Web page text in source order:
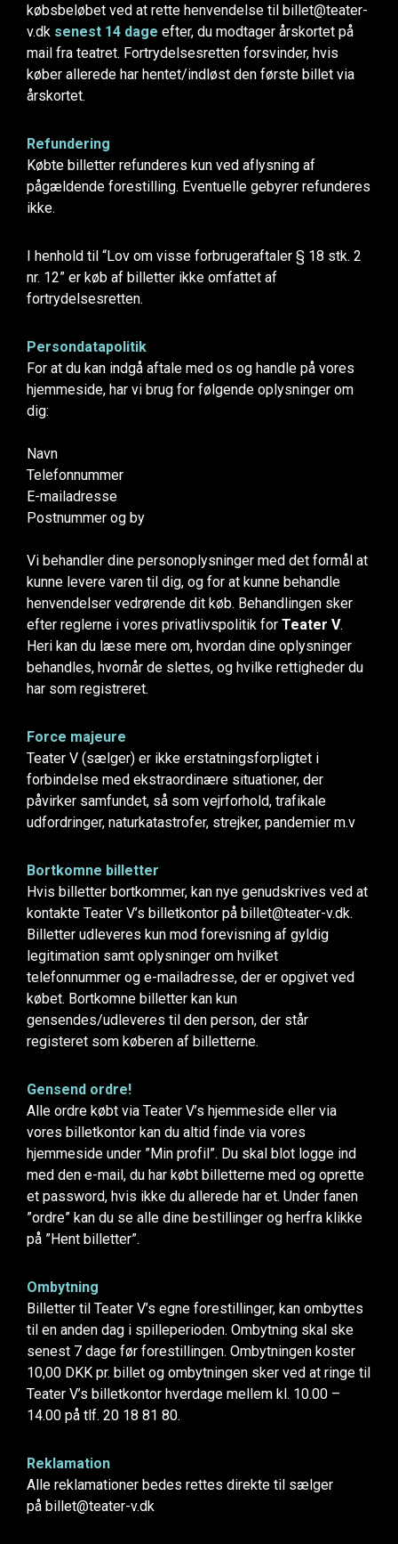
købsbeløbet ved at rette henvendelse til billet@teater-
v.dk senest 14 dage efter, du modtager årskortet på
mail fra teatret. Fortrydelsesretten forsvinder, hvis
køber allerede har hentet/indløst den første billet via
årskortet.
Refundering
Købte billetter refunderes kun ved aflysning af
pågældende forestilling. Eventuelle gebyrer refunderes
ikke.
I henhold til “Lov om visse forbrugeraftaler § 18 stk. 2
nr. 12” er køb af billetter ikke omfattet af
fortrydelsesretten.
Persondatapolitik
For at du kan indgå aftale med os og handle på vores
hjemmeside, har vi brug for følgende oplysninger om
dig:
Navn
Telefonnummer
E-mailadresse
Postnummer og by
Vi behandler dine personoplysninger med det formål at
kunne levere varen til dig, og for at kunne behandle
henvendelser vedrørende dit køb. Behandlingen sker
efter reglerne i vores privatlivspolitik for Teater V.
Heri kan du læse mere om, hvordan dine oplysninger
behandles, hvornår de slettes, og hvilke rettigheder du
har som registreret.
Force majeure
Teater V (sælger) er ikke erstatningsforpligtet i
forbindelse med ekstraordinære situationer, der
påvirker samfundet, så som vejrforhold, trafikale
udfordringer, naturkatastrofer, strejker, pandemier m.v
Bortkomne billetter
Hvis billetter bortkommer, kan nye genudskrives ved at
kontakte Teater V’s billetkontor på billet@teater-v.dk.
Billetter udleveres kun mod forevisning af gyldig
legitimation samt oplysninger om hvilket
telefonnummer og e-mailadresse, der er opgivet ved
købet. Bortkomne billetter kan kun
gensendes/udleveres til den person, der står
registeret som køberen af billetterne.
Gensend ordre!
Alle ordre købt via Teater V’s hjemmeside eller via
vores billetkontor kan du altid finde via vores
hjemmeside under ”Min profil”. Du skal blot logge ind
med den e-mail, du har købt billetterne med og oprette
et password, hvis ikke du allerede har et. Under fanen
”ordre” kan du se alle dine bestillinger og herfra klikke
på ”Hent billetter”.
Ombytning
Billetter til Teater V’s egne forestillinger, kan ombyttes
til en anden dag i spilleperioden. Ombytning skal ske
senest 7 dage før forestillingen. Ombytningen koster
10,00 DKK pr. billet og ombytningen sker ved at ringe til
Teater V’s billetkontor hverdage mellem kl. 10.00 –
14.00 på tlf. 20 18 81 80.
Reklamation
Alle reklamationer bedes rettes direkte til sælger
på billet@teater-v.dk